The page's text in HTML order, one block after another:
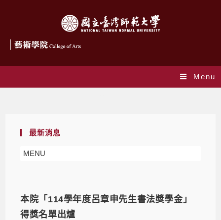
Menu
最新消息
MENU
本院「114學年度呂章申先生書法獎學金」
得獎名單出爐